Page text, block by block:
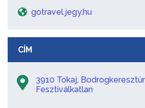
gotravel.jegy.hu
CÍM
3910 Tokaj,
Fesztiválkatlan